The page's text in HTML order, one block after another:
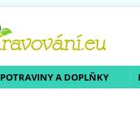
POTRAVINY A DOPLŇKY